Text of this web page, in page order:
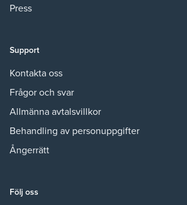
Press
Support
Kontakta oss
Frågor och svar
Allmänna avtalsvillkor
Behandling av personuppgifter
Ångerrätt
Följ oss